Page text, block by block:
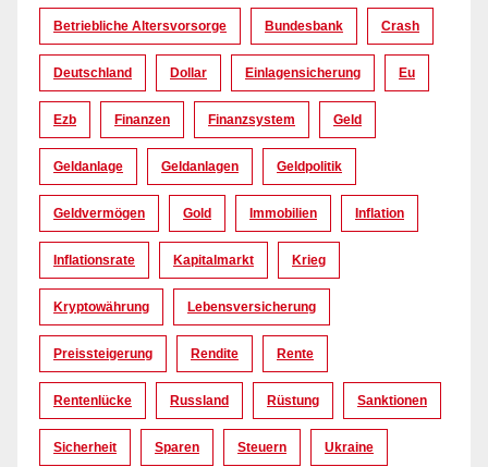
Betriebliche Altersvorsorge Bundesbank Crash
Deutschland Dollar Einlagensicherung Eu
Ezb Finanzen Finanzsystem Geld
Geldanlage Geldanlagen Geldpolitik
Geldvermögen Gold Immobilien Inflation
Inflationsrate Kapitalmarkt Krieg
Kryptowährung Lebensversicherung
Preissteigerung Rendite Rente
Rentenlücke Russland Rüstung Sanktionen
Sicherheit Sparen Steuern Ukraine